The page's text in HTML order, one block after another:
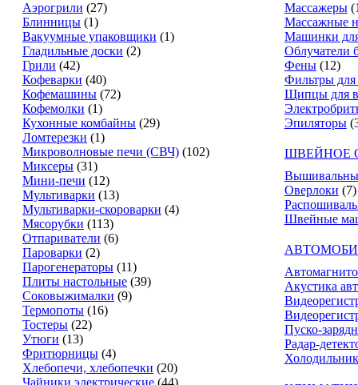
Аэрогрили (27)
Блинницы (1)
Вакуумные упаковщики (1)
Гладильные доски (2)
Грили (42)
Кофеварки (40)
Кофемашины (72)
Кофемолки (1)
Кухонные комбайны (29)
Ломтерезки (1)
Микроволновые печи (СВЧ) (102)
Миксеры (31)
Мини-печи (12)
Мультиварки (13)
Мультиварки-скороварки (4)
Мясорубки (113)
Отпариватели (6)
Пароварки (2)
Парогенераторы (11)
Плиты настольные (39)
Соковыжималки (9)
Термопоты (16)
Тостеры (22)
Утюги (13)
Фритюрницы (4)
Хлебопечи, хлебопечки (20)
Чайники электрические (44)
Массажеры
Массажные
Машинки
Облучатели
Фены (12)
Фильтры
Щипцы для
Эпиляторы
ШВЕЙНОЕ
Оверлоки (7)
Швейные
Акустика
Пуско-
Радар-